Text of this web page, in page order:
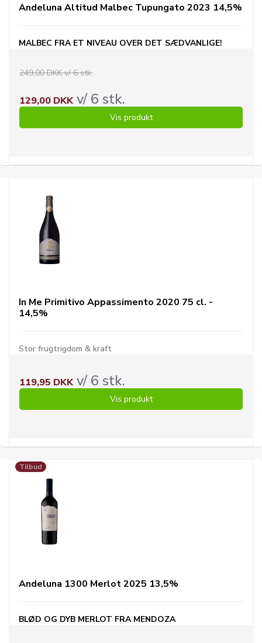
Andeluna Altitud Malbec Tupungato 2023 14,5%
MALBEC FRA ET NIVEAU OVER DET SÆDVANLIGE!
249,00 DKK v/ 6 stk.
129,00 DKKv/ 6 stk.
Vis produkt
In Me Primitivo Appassimento 2020 75 cl. -
14,5%
Stor frugtrigdom & kraft
119,95 DKKv/ 6 stk.
Vis produkt
Tilbud
Andeluna 1300 Merlot 2025 13,5%
BLØD OG DYB MERLOT FRA MENDOZA